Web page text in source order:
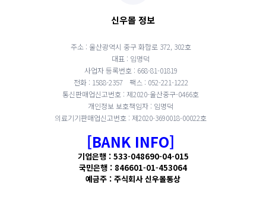
신우몰 정보
주소 : 울산광역시 중구 화합로 372, 302호
대표 : 임명덕
사업자 등록번호 : 668-81-01819
전화 : 1588-2357
팩스 : 052-221-1222
통신판매업신고번호 : 제2020-울산중구-0466호
개인정보 보호책임자 : 임명덕
의료기기판매업신고번호 : 제2020-3690018-00022호
[BANK INFO]
기업은행 : 533-048690-04-015
국민은행 : 846601-01-453064
예금주 : 주식회사 신우몰통상